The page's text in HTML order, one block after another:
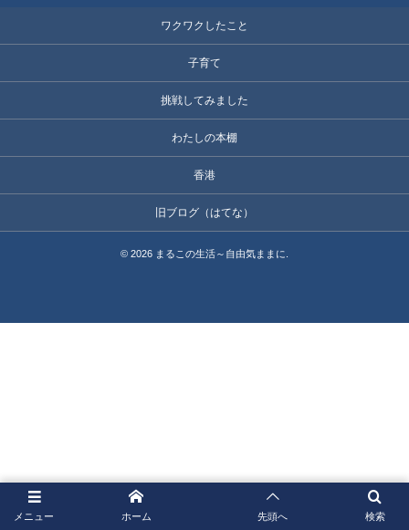
ワクワクしたこと
子育て
挑戦してみました
わたしの本棚
香港
旧ブログ（はてな）
© 2026 まるこの生活～自由気ままに
メニュー 検索
ホーム 先頭へ